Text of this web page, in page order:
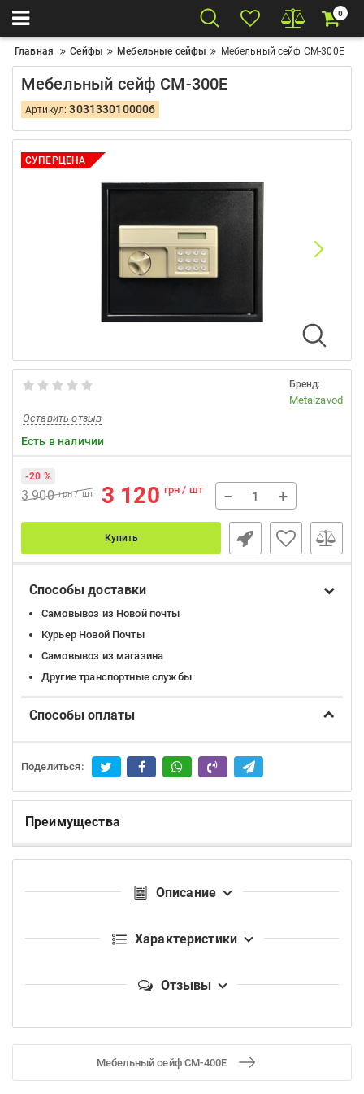
0
Главная Сейфы Мебельные сейфы Мебельный сейф СМ-300Е
Мебельный сейф СМ-300Е
Артикул:3031330100006
СУПЕРЦЕНА
Бренд:
Metalzavod
Оставить отзыв
Есть в наличии
3 900 грн / шт 3 120 грн / шт
-20 %
− +
Купить
Способы доставки
Самовывоз из Новой почты
Курьер Новой Почты
Самовывоз из магазина
Другие транспортные службы
Способы оплаты
Поделиться:
Преимущества
Описание
Характеристики
Отзывы
Мебельный сейф СМ-400Е